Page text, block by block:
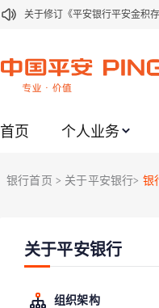
关于修订《平安银行代理个人
关于我行聚金宝交易软件升级
关于2020年端午节期间上金所
关于加强代理贵金属业务风险防
关于调整存量首套住房贷款利率
首页 个人业务
银行首页 > 关于平安银行> 银
关于平安银行
组织架构